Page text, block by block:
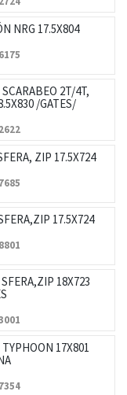
NRG 17.5X804
2T/4T,
/GATES/
ZIP 17.5X724
17.5X724
18X723
17X801